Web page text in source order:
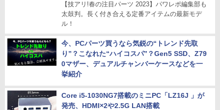
【技アリ!春の注目パーツ 2023】パワレポ編集部も
太鼓判。長く付き合える定番アイテムの最新モデ
ル！
今、PCパーツ買うなら気鋭の“トレンド先取
り”？こなれた“ハイコスパ”？Gen5 SSD、Z79
0マザー、デュアルチャンバーケースなどを一
挙紹介
Core i5-1030NG7搭載のミニPC「LZ16J 」が
発売、HDMI×2や2.5G LAN搭載